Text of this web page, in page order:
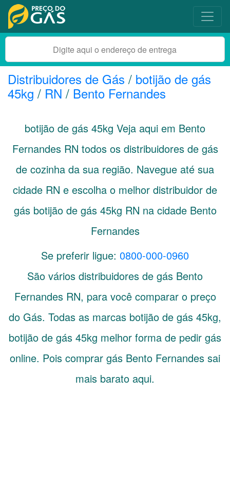
Distribuidores de Gás / botijão de gás
45kg / RN / Bento Fernandes
botijão de gás 45kg Veja aqui em Bento
Fernandes RN todos os distribuidores de gás
de cozinha da sua região. Navegue até sua
cidade RN e escolha o melhor distribuidor de
gás botijão de gás 45kg RN na cidade Bento
Fernandes
Se preferir ligue: 0800-000-0960
São vários distribuidores de gás Bento
Fernandes RN, para você comparar o preço
do Gás. Todas as marcas botijão de gás 45kg,
botijão de gás 45kg melhor forma de pedir gás
online. Pois comprar gás Bento Fernandes sai
mais barato aqui.